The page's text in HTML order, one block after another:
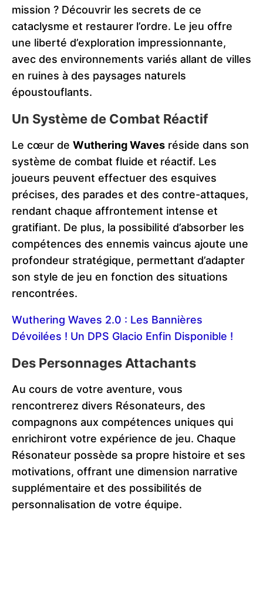
mission ? Découvrir les secrets de ce
cataclysme et restaurer l’ordre. Le jeu offre
une liberté d’exploration impressionnante,
avec des environnements variés allant de villes
en ruines à des paysages naturels
époustouflants.
Un Système de Combat Réactif
Le cœur de Wuthering Waves réside dans son
système de combat fluide et réactif. Les
joueurs peuvent effectuer des esquives
précises, des parades et des contre-attaques,
rendant chaque affrontement intense et
gratifiant. De plus, la possibilité d’absorber les
compétences des ennemis vaincus ajoute une
profondeur stratégique, permettant d’adapter
son style de jeu en fonction des situations
rencontrées.
Wuthering Waves 2.0 : Les Bannières
Dévoilées ! Un DPS Glacio Enfin Disponible !
Des Personnages Attachants
Au cours de votre aventure, vous
rencontrerez divers Résonateurs, des
compagnons aux compétences uniques qui
enrichiront votre expérience de jeu. Chaque
Résonateur possède sa propre histoire et ses
motivations, offrant une dimension narrative
supplémentaire et des possibilités de
personnalisation de votre équipe.